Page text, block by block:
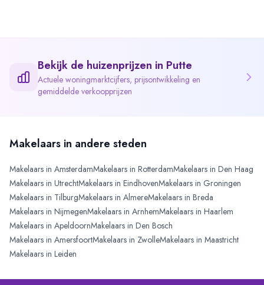
Bekijk de huizenprijzen in Putte
Actuele woningmarktcijfers, prijsontwikkeling en
gemiddelde verkoopprijzen
Makelaars in andere steden
Makelaars in AmsterdamMakelaars in RotterdamMakelaars in Den Haag
Makelaars in UtrechtMakelaars in EindhovenMakelaars in Groningen
Makelaars in TilburgMakelaars in AlmereMakelaars in Breda
Makelaars in NijmegenMakelaars in ArnhemMakelaars in Haarlem
Makelaars in ApeldoornMakelaars in Den Bosch
Makelaars in AmersfoortMakelaars in ZwolleMakelaars in Maastricht
Makelaars in Leiden